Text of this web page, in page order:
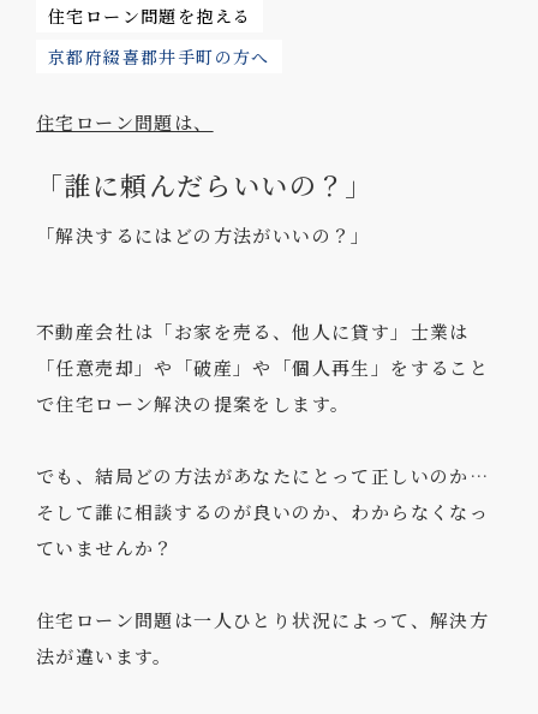
住宅ローン問題を抱える
京都府綴喜郡井⼿町の方へ
住宅ローン問題は、
「誰に頼んだらいいの？」
「解決するにはどの方法がいいの？」
不動産会社は「お家を売る、他人に貸す」 士業は
「任意売却」や「破産」や「個人再生」をすること
で住宅ローン解決の提案をします。
でも、結局どの方法があなたにとって正しいのか…
そして誰に相談するのが良いのか、わからなくなっ
ていませんか？
住宅ローン問題は一人ひとり状況によって、解決方
法が違います。